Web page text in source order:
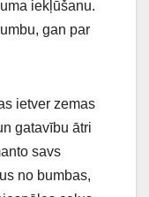
iekļūšanu.
gan par
ietver zemas
gatavību ātri
savs
no bumbas,